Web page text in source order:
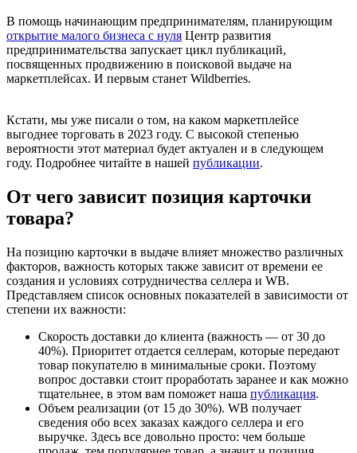
В помощь начинающим предпринимателям, планирующим
открытие малого бизнеса с нуля Центр развития
предпринимательства запускает цикл публикаций,
посвященных продвижению в поисковой выдаче на
маркетплейсах. И первым станет Wildberries.
Кстати, мы уже писали о том, на каком маркетплейсе
выгоднее торговать в 2023 году. С высокой степенью
вероятности этот материал будет актуален и в следующем
году. Подробнее читайте в нашей публикации.
От чего зависит позиция карточки
товара?
На позицию карточки в выдаче влияет множество различных
факторов, важность которых также зависит от времени ее
создания и условиях сотрудничества селлера и WB.
Представляем список основных показателей в зависимости от
степени их важности:
Скорость доставки до клиента (важность — от 30 до
40%). Приоритет отдается селлерам, которые передают
товар покупателю в минимальные сроки. Поэтому
вопрос доставки стоит проработать заранее и как можно
тщательнее, в этом вам поможет наша публикация.
Объем реализации (от 15 до 30%). WB получает
сведения обо всех заказах каждого селлера и его
выручке. Здесь все довольно просто: чем больше